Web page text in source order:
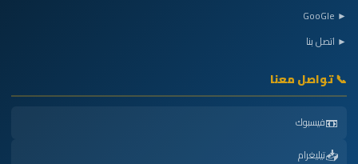
► GooGle
► اتصل بنا
📞 تواصل معنا
📼فيسبوك
📥تيليغرام